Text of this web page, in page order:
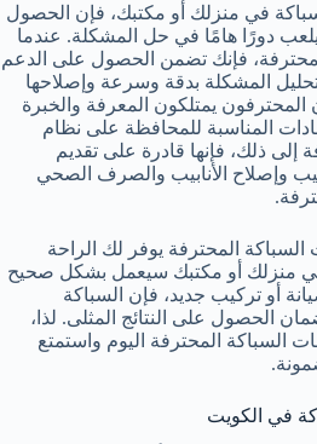
في منزلك أو مكتبك، فإن الحصول
دورًا هامًا في حل المشكلة. عندما
فإنك تضمن الحصول على الدعم
المشكلة بدقة وسرعة وإصلاحها
يمتلكون المعرفة والخبرة
المناسبة للمحافظة على نظام
إلى ذلك، فإنها قادرة على تقديم
وإصلاح الأنابيب والصرف الصحي
السباكة المحترفة يوفر لك الراحة
في منزلك أو مكتبك سيعمل بشكل صحيح
أو تركيب جديد، فإن السباكة
الحصول على النتائج المثلى. لذا،
المحترفة اليوم واستمتع
في الكويت